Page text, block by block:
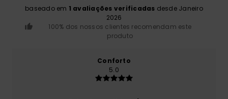
baseado em 1 avaliações verificadas desde Janeiro
2026
100% dos nossos clientes recomendam este
produto
Conforto
5.0